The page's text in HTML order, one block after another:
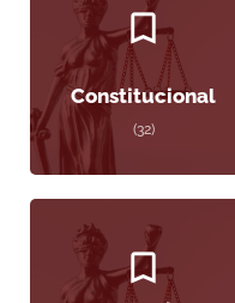
Constitucional
(32)